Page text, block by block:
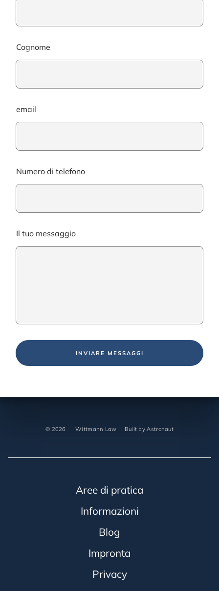
Cognome
email
Numero di telefono
Il tuo messaggio
INVIARE MESSAGGI
© 2026 Wittmann Law Built byAstronaut
Aree di pratica
Informazioni
Blog
Impronta
Privacy